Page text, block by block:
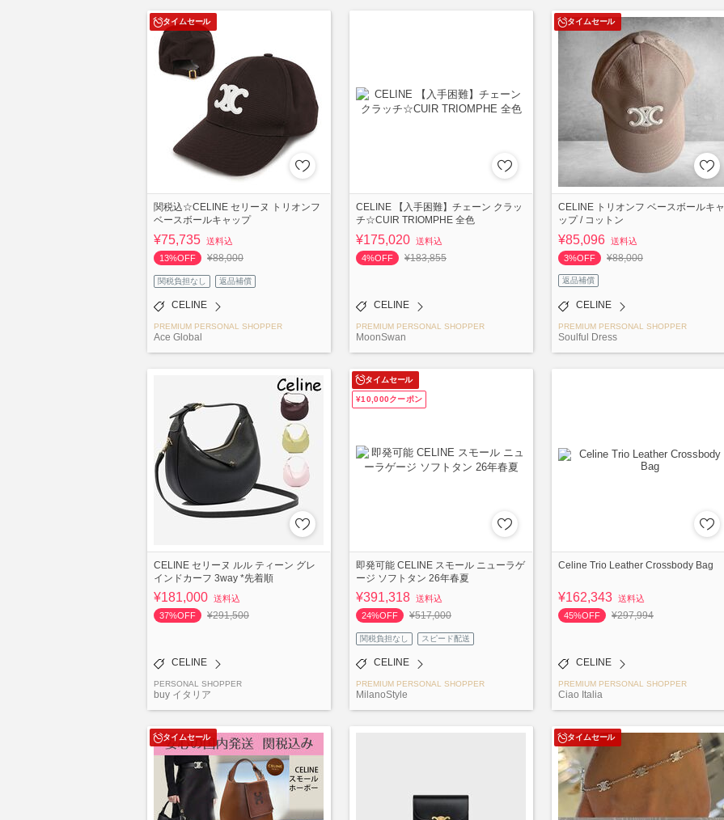
タイムセール
関税込☆CELINE セリーヌ トリオンフ
ベースボールキャップ
¥75,735 送料込
13%OFF
¥88,000
関税負担なし 返品補償
CELINE
PREMIUM PERSONAL SHOPPER
Ace Global
CELINE 【入手困難】チェーン クラッ
チ☆CUIR TRIOMPHE 全色
¥175,020 送料込
4%OFF
¥183,855
CELINE
PREMIUM PERSONAL SHOPPER
MoonSwan
タイムセール
CELINE トリオンフ ベースボールキャ
ップ / コットン
¥85,096 送料込
3%OFF
¥88,000
返品補償
CELINE
PREMIUM PERSONAL SHOPPER
Soulful Dress
CELINE セリーヌ ルル ティーン グレ
インドカーフ 3way *先着順
¥181,000 送料込
37%OFF
¥291,500
CELINE
PERSONAL SHOPPER
buy イタリア
タイムセール
¥10,000クーポン
即発可能 CELINE スモール ニューラゲ
ージ ソフトタン 26年春夏
¥391,318 送料込
24%OFF
¥517,000
関税負担なし スピード配送
CELINE
PREMIUM PERSONAL SHOPPER
MilanoStyle
Celine Trio Leather Crossbody Bag
¥162,343 送料込
45%OFF
¥297,994
CELINE
PREMIUM PERSONAL SHOPPER
Ciao Italia
タイムセール タイムセール